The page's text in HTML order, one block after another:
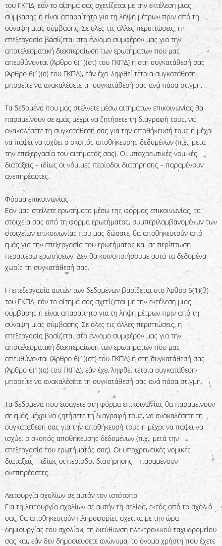
του ΓΚΠΔ, εάν το αίτημά σας σχετίζεται με την εκτέλεση μιας
σύμβασης ή είναι απαραίτητο για τη λήψη μέτρων πριν από τη
σύναψη μιας σύμβασης. Σε όλες τις άλλες περιπτώσεις, η
επεξεργασία βασίζεται στο έννομο συμφέρον μας για την
αποτελεσματική διεκπεραίωση των ερωτημάτων που μας
απευθύνονται (Άρθρο 6(1)(στ) του ΓΚΠΔ) ή στη συγκατάθεσή σας
(Άρθρο 6(1)(α) του ΓΚΠΔ), εάν έχει ληφθεί τέτοια συγκατάθεση·
μπορείτε να ανακαλέσετε τη συγκατάθεσή σας ανά πάσα στιγμή.
Τα δεδομένα που μας στέλνετε μέσω αιτημάτων επικοινωνίας θα
παραμείνουν σε εμάς μέχρι να ζητήσετε τη διαγραφή τους, να
ανακαλέσετε τη συγκατάθεσή σας για την αποθήκευσή τους ή μέχρι
να πάψει να ισχύει ο σκοπός αποθήκευσης δεδομένων (π.χ., μετά
την επεξεργασία του αιτήματός σας). Οι υποχρεωτικές νομικές
διατάξεις – ιδίως οι νόμιμες περίοδοι διατήρησης – παραμένουν
ανεπηρέαστες.
Φόρμα επικοινωνίας
Εάν μας στείλετε ερωτήματα μέσω της φόρμας επικοινωνίας, τα
στοιχεία σας από τη φόρμα ερωτήματος, συμπεριλαμβανομένων των
στοιχείων επικοινωνίας που μας δώσατε, θα αποθηκευτούν από
εμάς για την επεξεργασία του ερωτήματος και σε περίπτωση
περαιτέρω ερωτήσεων. Δεν θα κοινοποιήσουμε αυτά τα δεδομένα
χωρίς τη συγκατάθεσή σας.
Η επεξεργασία αυτών των δεδομένων βασίζεται στο Άρθρο 6(1)(β)
του ΓΚΠΔ, εάν το αίτημά σας σχετίζεται με την εκτέλεση μιας
σύμβασης ή είναι απαραίτητο για τη λήψη μέτρων πριν από τη
σύναψη μιας σύμβασης. Σε όλες τις άλλες περιπτώσεις, η
επεξεργασία βασίζεται στο έννομο συμφέρον μας για την
αποτελεσματική διεκπεραίωση των ερωτημάτων που μας
απευθύνονται (Άρθρο 6(1)(στ) του ΓΚΠΔ) ή στη συγκατάθεσή σας
(Άρθρο 6(1)(α) του ΓΚΠΔ), εάν έχει ληφθεί τέτοια συγκατάθεση·
μπορείτε να ανακαλέσετε τη συγκατάθεσή σας ανά πάσα στιγμή.
Τα δεδομένα που εισάγετε στη φόρμα επικοινωνίας θα παραμείνουν
σε εμάς μέχρι να ζητήσετε τη διαγραφή τους, να ανακαλέσετε τη
συγκατάθεσή σας για την αποθήκευσή τους ή μέχρι να πάψει να
ισχύει ο σκοπός αποθήκευσης δεδομένων (π.χ., μετά την
επεξεργασία του ερωτήματός σας). Οι υποχρεωτικές νομικές
διατάξεις – ιδίως οι περίοδοι διατήρησης – παραμένουν
ανεπηρέαστες.
Λειτουργία σχολίων σε αυτόν τον ιστότοπο
Για τη λειτουργία σχολίων σε αυτήν τη σελίδα, εκτός από το σχόλιό
σας, θα αποθηκευτούν πληροφορίες σχετικά με την ώρα
δημιουργίας του σχολίου, τη διεύθυνση ηλεκτρονικού ταχυδρομείου
σας και, εάν δεν δημοσιεύσετε ανώνυμα, το όνομα χρήστη που έχετε